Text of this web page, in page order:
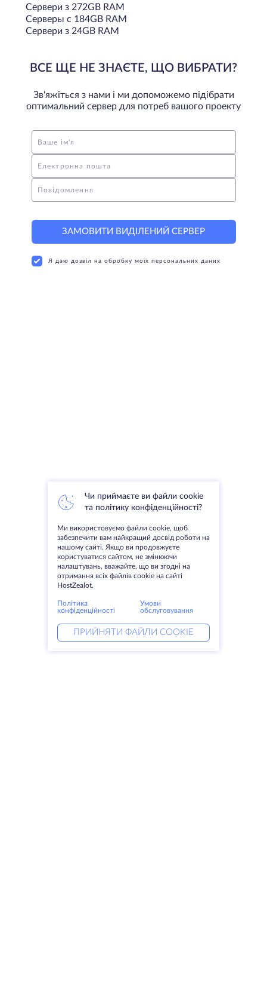
Сервери з 272GB RAM
Серверы с 184GB RAM
Сервери з 24GB RAM
ВСЕ ЩЕ НЕ ЗНАЄТЕ, ЩО ВИБРАТИ?
Зв'яжіться з нами і ми допоможемо підібрати
оптимальний сервер для потреб вашого проекту
Ваше ім'я
Електронна пошта
Повідомлення
ЗАМОВИТИ ВИДІЛЕНИЙ СЕРВЕР
Я даю дозвіл на обробку моїх персональних даних
Чи приймаєте ви файли cookie
та політику конфіденційності?
Ми використовуємо файли cookie, щоб
забезпечити вам найкращий досвід роботи на
нашому сайті. Якщо ви продовжуєте
користуватися сайтом, не змінюючи
налаштувань, вважайте, що ви згодні на
отримання всіх файлів cookie на сайті
HostZealot.
Політика
конфіденційності
Умови
обслуговування
ПРИЙНЯТИ ФАЙЛИ COOKIE